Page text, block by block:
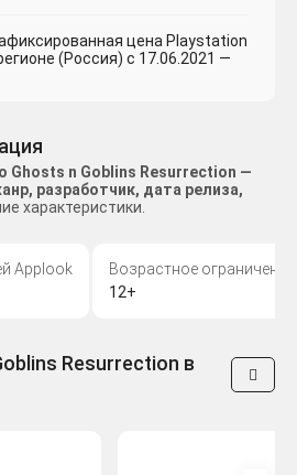
цена Playstation
(Россия) с 17.06.2021 —
Ghosts n Goblins Resurrection —
разработчик, дата релиза,
характеристики.
Applook
Возрастное ограничение
12+
Resurrection в